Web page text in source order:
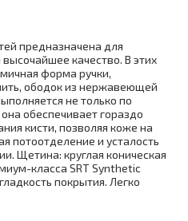
предназначена для
качество. В этих
форма ручки,
ободок из нержавеющей
не только по
обеспечивает гораздо
кисти, позволяя коже на
потоотделение и усталость
Щетина: круглая коническая
класса SRT Synthetic
покрытия. Легко